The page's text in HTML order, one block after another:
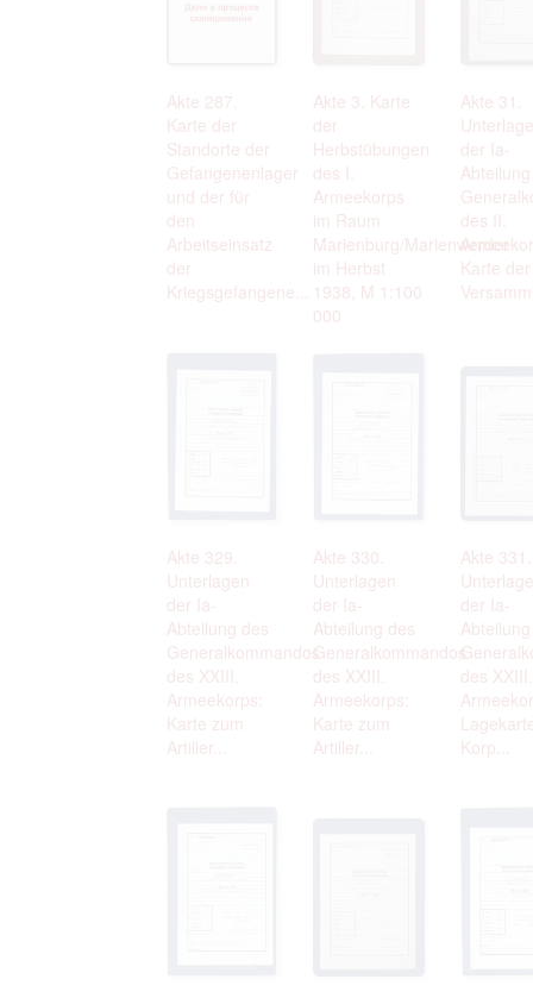
Akte 287.
Karte der
Standorte der
Gefangenenlager
und der für
den
Arbeitseinsatz
der
Kriegsgefangene...
Akte 3. Karte
der
Herbstübungen
des I.
Armeekorps
im Raum
Marienburg/Marienwerder
im Herbst
1938, M 1:100
000
Akte 31.
der Ia-
des II.
Karte der
Akte 329.
Unterlagen
der Ia-
Abteilung des
Generalkommandos
des XXIII.
Armeekorps:
Karte zum
Artiller...
Akte 330.
Unterlagen
der Ia-
Abteilung des
Generalkommandos
des XXIII.
Armeekorps:
Karte zum
Artiller...
Akte 331.
der Ia-
des XXIII.
Korp...